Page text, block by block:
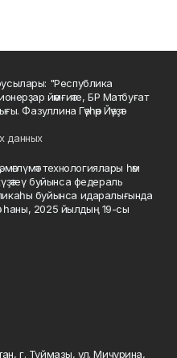
"Республика
йәмғиәте, БР Матбуғат
Фазуллина Гәүһәр Йәүҙәт
данных
технологиялары һәм
буйынса федераль
буйынса идаралығында
һаны, 2025 йылдың 19-сы
г. Туймазы, ул. Мичурина,